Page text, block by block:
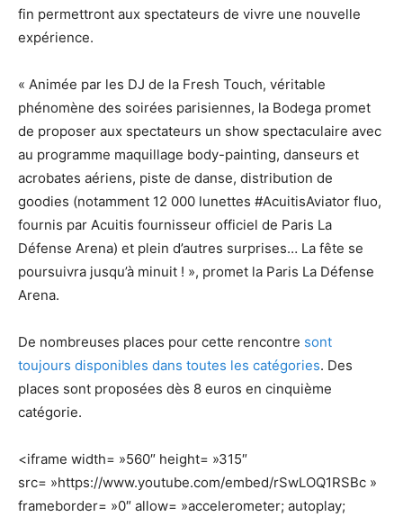
fin permettront aux spectateurs de vivre une nouvelle
expérience.
« Animée par les DJ de la Fresh Touch, véritable
phénomène des soirées parisiennes, la Bodega promet
de proposer aux spectateurs un show spectaculaire avec
au programme maquillage body-painting, danseurs et
acrobates aériens, piste de danse, distribution de
goodies (notamment 12 000 lunettes #AcuitisAviator fluo,
fournis par Acuitis fournisseur officiel de Paris La
Défense Arena) et plein d’autres surprises… La fête se
poursuivra jusqu’à minuit ! », promet la Paris La Défense
Arena.
De nombreuses places pour cette rencontre sont
toujours disponibles dans toutes les catégories. Des
places sont proposées dès 8 euros en cinquième
catégorie.
<iframe width= »560″ height= »315″
src= »https://www.youtube.com/embed/rSwLOQ1RSBc »
frameborder= »0″ allow= »accelerometer; autoplay;